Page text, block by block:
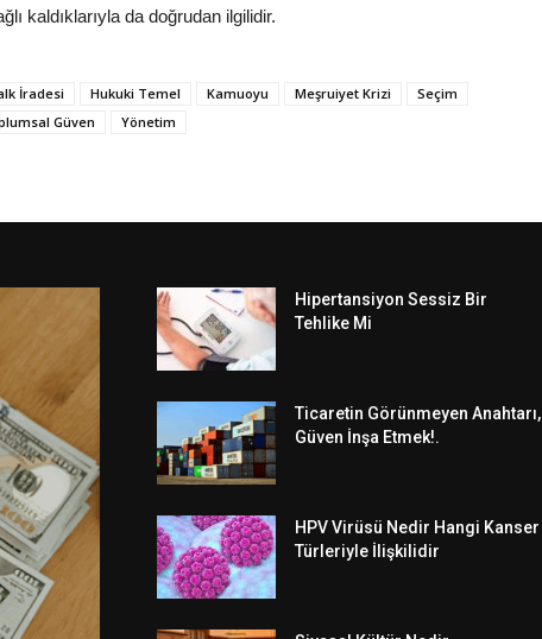
kaldıklarıyla da doğrudan ilgilidir.
İradesi Hukuki Temel Kamuoyu Meşruiyet Krizi
Seçim
Güven Yönetim
Hipertansiyon Sessiz Bir
Tehlike Mi
Ticaretin Görünmeyen Anahtarı,
Güven İnşa Etmek!.
HPV Virüsü Nedir Hangi Kanser
Türleriyle İlişkilidir